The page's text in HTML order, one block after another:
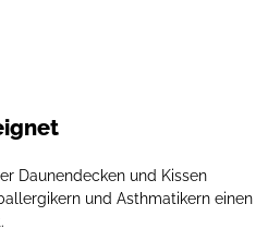
Daunendecken und Kissen
und Asthmatikern einen